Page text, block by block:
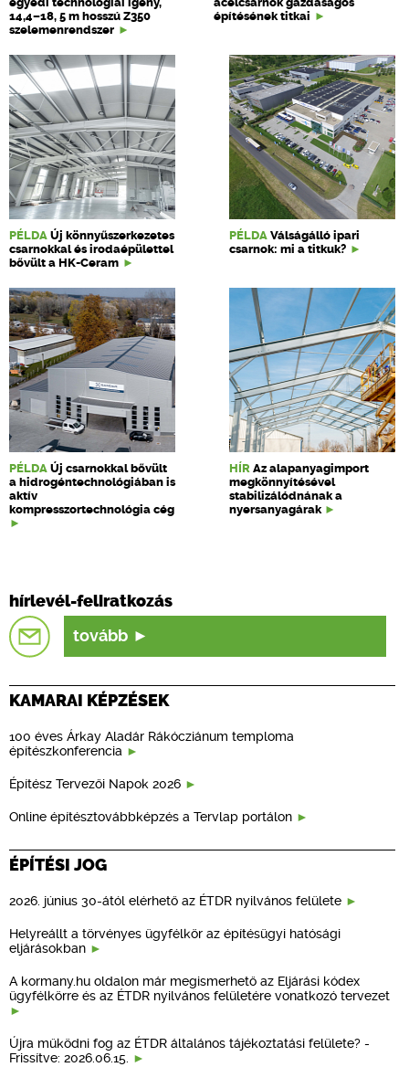
14,4–18, 5 m hosszú Z350
szelemenrendszer
építésének titkai
PÉLDA Új könnyűszerkezetes
csarnokkal és irodaépülettel
bővült a HK-Ceram
PÉLDA Válságálló ipari
csarnok: mi a titkuk?
PÉLDA Új csarnokkal bővült
a hidrogéntechnológiában is
aktív
kompresszortechnológia cég
HÍR Az alapanyagimport
megkönnyítésével
stabilizálódnának a
nyersanyagárak
hírlevél-feliratkozás
tovább
KAMARAI KÉPZÉSEK
100 éves Árkay Aladár Rákócziánum temploma
építészkonferencia
Építész Tervezői Napok 2026
Online építésztovábbképzés a Tervlap portálon
ÉPÍTÉSI JOG
2026. június 30-ától elérhető az ÉTDR nyilvános felülete
Helyreállt a törvényes ügyfélkör az építésügyi hatósági
eljárásokban
A kormany.hu oldalon már megismerhető az Eljárási kódex
ügyfélkörre és az ÉTDR nyilvános felületére vonatkozó tervezet
Újra működni fog az ÉTDR általános tájékoztatási felülete? -
Frissítve: 2026.06.15.